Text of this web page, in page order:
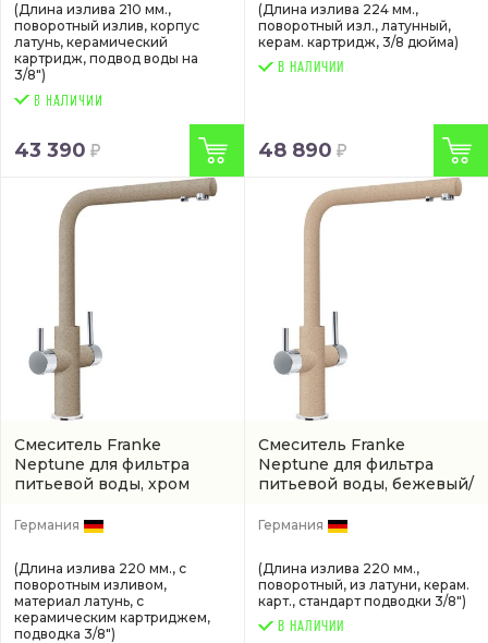
(Длина излива 210 мм.,
поворотный излив, корпус
латунь, керамический
картридж, подвод воды на
3/8")
43 390
(Длина излива 224 мм.,
поворотный изл., латунный,
керам. картридж, 3/8 дюйма)
В НАЛИЧИИ
48 890
Смеситель Franke
Neptune для фильтра
питьевой воды, хром
Германия
(Длина излива 220 мм., с
поворотным изливом,
материал латунь, с
керамическим картриджем,
подводка 3/8")
Смеситель Franke
Neptune для фильтра
питьевой воды, бежевый/
1150370709)
Германия
(Длина излива 220 мм.,
поворотный, из латуни, керам.
карт., стандарт подводки 3/8")
В НАЛИЧИИ